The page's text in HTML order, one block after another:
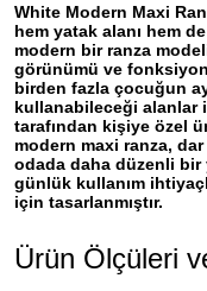
White Modern Maxi
hem yatak alanı hem
modern bir ranza
görünümü ve
birden fazla çocuğun
kullanabileceği alanlar
tarafından kişiye özel
modern maxi ranza,
odada daha düzenli bir
günlük kullanım
için tasarlanmıştır.
Ürün Ölçüleri